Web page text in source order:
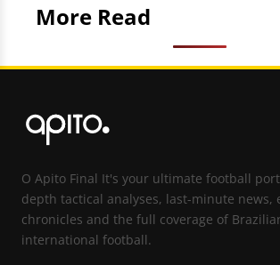
More Read
O Apito Final It's your ultimate football
depth tactical analyses, last-minute news,
chronicles and the full coverage of
international football.